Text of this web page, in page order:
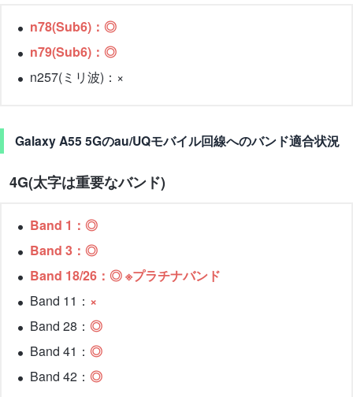
n78(Sub6)：◎
n79(Sub6)：◎
n257(ミリ波)：×
Galaxy A55 5Gのau/UQモバイル回線へのバンド適合状況
4G(太字は重要なバンド)
Band 1：◎
Band 3：◎
Band 18/26：◎ ※プラチナバンド
Band 11： ×
Band 28： ◎
Band 41： ◎
Band 42： ◎